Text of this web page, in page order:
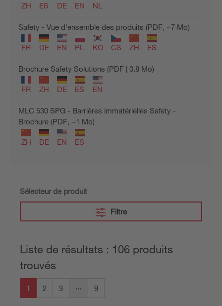
ZH ES DE EN NL
Safety - Vue d'ensemble des produits (PDF, ~7 Mo)
FR DE EN PL KO CS ZH ES
Brochure Safety Solutions (PDF | 0,8 Mo)
FR ZH DE ES EN
MLC 530 SPG - Barrières immatérielles Safety -
Brochure (PDF, ~1 Mo)
ZH DE EN ES
Sélecteur de produit
Filtre
Liste de résultats : 106 produits
trouvés
1 2 3 9